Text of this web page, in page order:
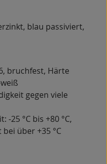
blau passiviert,
bruchfest, Härte
gegen viele
25 °C bis +80 °C,
über +35 °C